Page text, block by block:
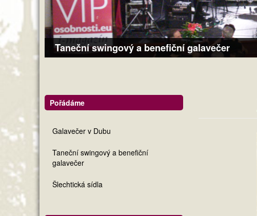
Taneční swingový a benefiční galavečer
Pořádáme
Galavečer v Dubu
Taneční swingový a benefiční
galavečer
Šlechtická sídla